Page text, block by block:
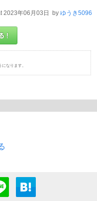
2023年06月03日 by ゆうき5096
なります。